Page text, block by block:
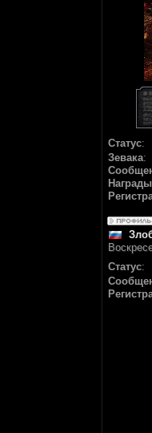
Статус:
Зевака:
Награды
Статус: